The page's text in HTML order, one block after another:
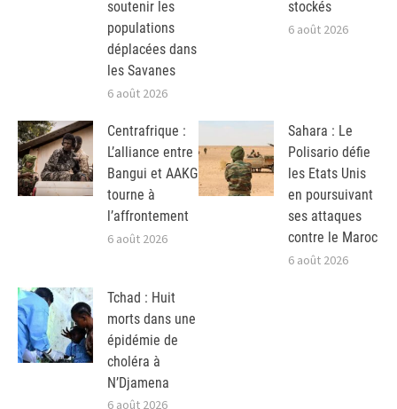
soutenir les
populations
déplacées dans
les Savanes
6 août 2026
stockés
6 août 2026
Centrafrique :
L’alliance entre
Bangui et AAKG
tourne à
l’affrontement
6 août 2026
Sahara : Le
Polisario défie
les Etats Unis
en poursuivant
ses attaques
contre le Maroc
6 août 2026
Tchad : Huit
morts dans une
épidémie de
choléra à
N’Djamena
6 août 2026